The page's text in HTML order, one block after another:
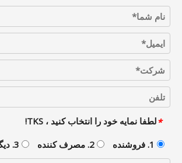
*لطفا نمایه خود را انتخاب کنید ، TKS!